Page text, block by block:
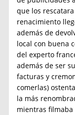
que los
renacimiento
además de
local con buena
del experto
además de ser
facturas y
comerlas)
la más
mientras filmaba